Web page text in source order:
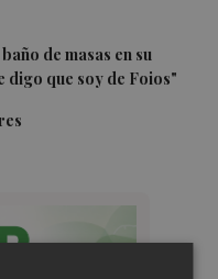
de masas en su
digo que soy de Foios"